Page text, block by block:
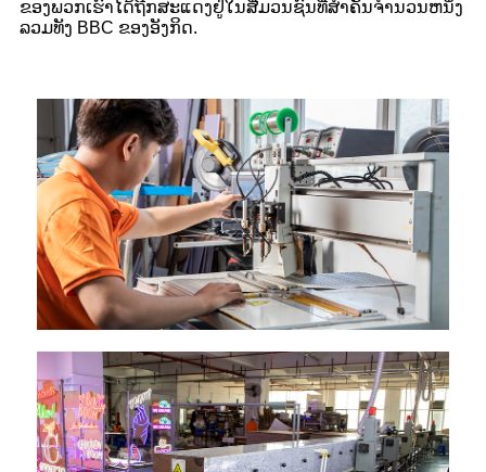
ຂອງພວກເຮົາໄດ້ຖືກສະແດງຢູ່ໃນສື່ມວນຊົນທີ່ສໍາຄັນຈໍານວນຫນຶ່ງ
ລວມທັງ BBC ຂອງອັງກິດ.